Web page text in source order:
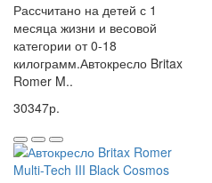
Рассчитано на детей с 1
месяца жизни и весовой
категории от 0-18
килограмм.Автокресло Britax
Romer M..
30347р.